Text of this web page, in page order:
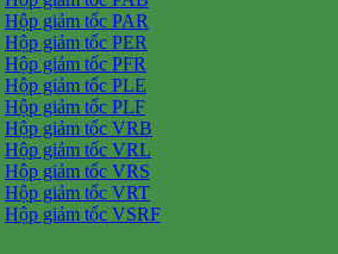
Hộp giảm tốc PAR
Hộp giảm tốc PER
Hộp giảm tốc PFR
Hộp giảm tốc PLE
Hộp giảm tốc PLF
Hộp giảm tốc VRB
Hộp giảm tốc VRL
Hộp giảm tốc VRS
Hộp giảm tốc VRT
Hộp giảm tốc VSRF